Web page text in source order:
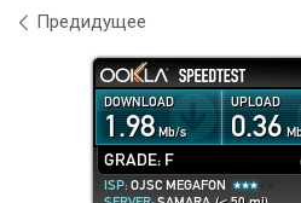
Навигация по
Предидущее